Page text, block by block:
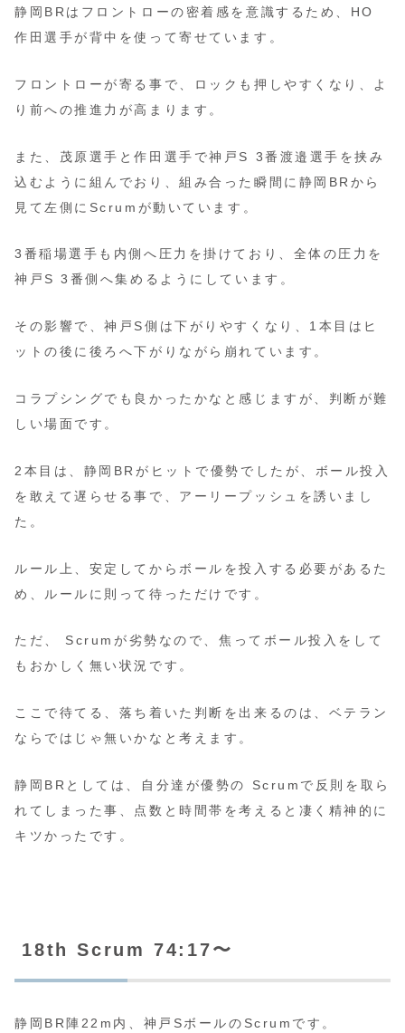
静岡BRはフロントローの密着感を意識するため、HO
作田選手が背中を使って寄せています。
フロントローが寄る事で、ロックも押しやすくなり、よ
り前への推進力が高まります。
また、茂原選手と作田選手で神戸S 3番渡邉選手を挟み
込むように組んでおり、組み合った瞬間に静岡BRから
見て左側にScrumが動いています。
3番稲場選手も内側へ圧力を掛けており、全体の圧力を
神戸S 3番側へ集めるようにしています。
その影響で、神戸S側は下がりやすくなり、1本目はヒ
ットの後に後ろへ下がりながら崩れています。
コラプシングでも良かったかなと感じますが、判断が難
しい場面です。
2本目は、静岡BRがヒットで優勢でしたが、ボール投入
を敢えて遅らせる事で、アーリープッシュを誘いまし
た。
ルール上、安定してからボールを投入する必要があるた
め、ルールに則って待っただけです。
ただ、 Scrumが劣勢なので、焦ってボール投入をして
もおかしく無い状況です。
ここで待てる、落ち着いた判断を出来るのは、ベテラン
ならではじゃ無いかなと考えます。
静岡BRとしては、自分達が優勢の Scrumで反則を取ら
れてしまった事、点数と時間帯を考えると凄く精神的に
キツかったです。
18th Scrum 74:17〜
静岡BR陣22m内、神戸SボールのScrumです。